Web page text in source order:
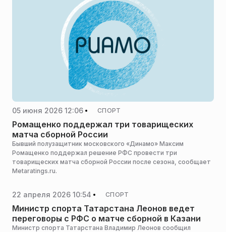
05 июня 2026 12:06 СПОРТ
Ромащенко поддержал три товарищеских
матча сборной России
Бывший полузащитник московского «Динамо» Максим
Ромащенко поддержал решение РФС провести три
товарищеских матча сборной России после сезона, сообщает
Metaratings.ru.
22 апреля 2026 10:54 СПОРТ
Министр спорта Татарстана Леонов ведет
переговоры с РФС о матче сборной в Казани
Министр спорта Татарстана Владимир Леонов сообщил